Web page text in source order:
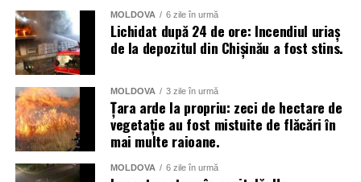
MOLDOVA 6 zile în urmă
Lichidat după 24 de ore: Incendiul uriaș
de la depozitul din Chișinău a fost stins.
MOLDOVA 3 zile în urmă
Țara arde la propriu: zeci de hectare de
vegetație au fost mistuite de flăcări în
mai multe raioane.
MOLDOVA 6 zile în urmă